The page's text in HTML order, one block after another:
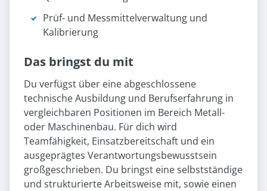
Prüf- und Messmittelverwaltung und
Kalibrierung
Das bringst du mit
Du verfügst über eine abgeschlossene
technische Ausbildung und Berufserfahrung in
vergleichbaren Positionen im Bereich Metall-
oder Maschinenbau. Für dich wird
Teamfähigkeit, Einsatzbereitschaft und ein
ausgeprägtes Verantwortungsbewusstsein
großgeschrieben. Du bringst eine selbstständige
und strukturierte Arbeitsweise mit, sowie einen